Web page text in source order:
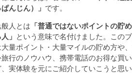
んじん）」 です。
般人とは 「普通ではないポイントの貯
」
という意味で名付けました。この
大量ポイント・大量マイルの貯め方や
旅行のノウハウ、携帯電話のお得な買
、実体験を元にご紹介していこうと思い